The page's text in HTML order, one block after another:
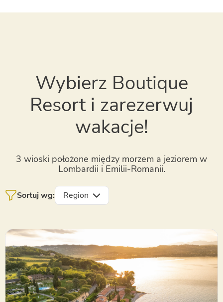
Wybierz Boutique
Resort i zarezerwuj
wakacje!
3 wioski położone między morzem a jeziorem w
Lombardii i Emilii-Romanii.
Sortuj wg: Region